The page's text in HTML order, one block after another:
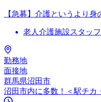
【急募】介護というより
老人介護施設スタッフ
勤務地
面接地
群馬県沼田市
沼田市内に多数！＜駅チカ